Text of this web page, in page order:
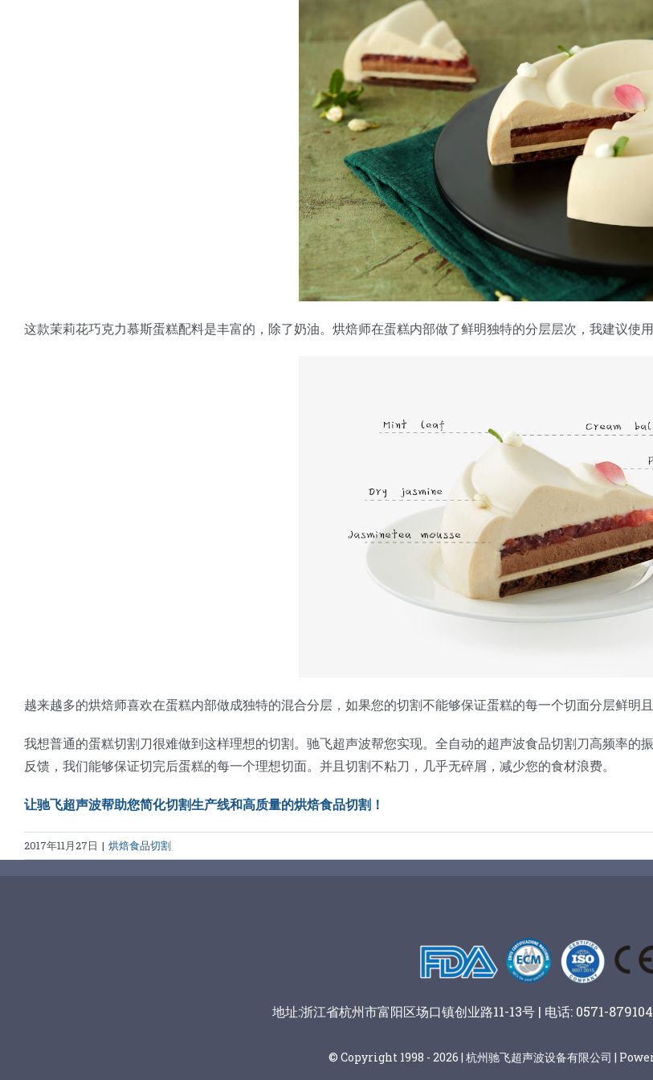
这款茉莉花巧克力慕斯蛋糕配料是丰富的，除了奶油。烘焙师在蛋糕内部做了鲜明独特的分层层次，我建议使
越来越多的烘焙师喜欢在蛋糕内部做成独特的混合分层，如果您的切割不能够保证蛋糕的每一个切面分层鲜明
我想普通的蛋糕切割刀很难做到这样理想的切割。驰飞超声波帮您实现。全自动的超声波食品切割刀高频率
反馈，我们能够保证切完后蛋糕的每一个理想切面。并且切割不粘刀，几乎无碎屑，减少您的食材浪费。
让驰飞超声波帮助您简化切割生产线和高质量的烘焙食品切割！
2017年11月27日 | 烘焙食品切割
地址:浙江省杭州市富阳区场口镇创业路11-13号 | 电话: 0571-
© Copyright 1998 - 2026 | 杭州驰飞超声波设备有限公司 |